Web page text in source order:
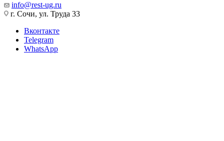
info@rest-ug.ru
г. Сочи, ул. Труда 33
Вконтакте
Telegram
WhatsApp